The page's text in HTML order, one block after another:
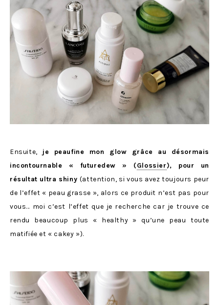
Ensuite,
je peaufine mon glow grâce au désormais
incontournable « futuredew » (Glossier), pour un
résultat ultra shiny (attention, si vous avez toujours peur
de l’effet « peau grasse », alors ce produit n’est pas pour
vous… moi c’est l’effet que je recherche car je trouve ce
rendu beaucoup plus « healthy » qu’une peau toute
matifiée et « cakey »).